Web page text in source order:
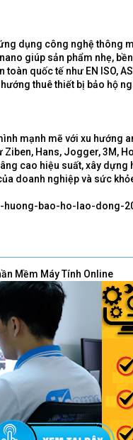
dụng công nghệ thông
giúp sản phẩm nhẹ,
quốc tế như EN ISO,
thuê thiết bị bảo hộ
mạnh mẽ với xu hướng
Hans, Jogger, 3M,
cao hiệu suất, xây
doanh nghiệp và sức
bao-ho-lao-dong-
Mềm Máy Tính Online